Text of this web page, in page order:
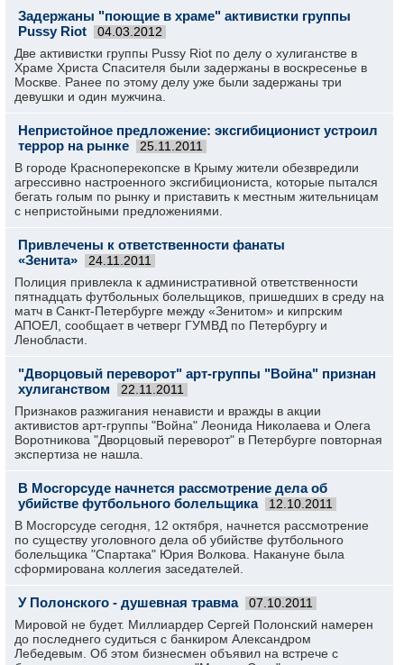
Задержаны "поющие в храме" активистки группы
Pussy Riot
04.03.2012
Две активистки группы Pussy Riot по делу о хулиганстве в
Храме Христа Спасителя были задержаны в воскресенье в
Москве. Ранее по этому делу уже были задержаны три
девушки и один мужчина.
Непристойное предложение: эксгибиционист устроил
террор на рынке
25.11.2011
В городе Красноперекопске в Крыму жители обезвредили
агрессивно настроенного эксгибициониста, которые пытался
бегать голым по рынку и приставить к местным жительницам
с непристойными предложениями.
Привлечены к ответственности фанаты
«Зенита»
24.11.2011
Полиция привлекла к административной ответственности
пятнадцать футбольных болельщиков, пришедших в среду на
матч в Санкт-Петербурге между «Зенитом» и кипрским
АПОЕЛ, сообщает в четверг ГУМВД по Петербургу и
Ленобласти.
"Дворцовый переворот" арт-группы "Война" признан
хулиганством
22.11.2011
Признаков разжигания ненависти и вражды в акции
активистов арт-группы "Война" Леонида Николаева и Олега
Воротникова "Дворцовый переворот" в Петербурге повторная
экспертиза не нашла.
В Мосгорсуде начнется рассмотрение дела об
убийстве футбольного болельщика
12.10.2011
В Мосгорсуде сегодня, 12 октября, начнется рассмотрение
по существу уголовного дела об убийстве футбольного
болельщика "Спартака" Юрия Волкова. Накануне была
сформирована коллегия заседателей.
У Полонского - душевная травма 07.10.2011
Мировой не будет. Миллиардер Сергей Полонский намерен
до последнего судиться с банкиром Александром
Лебедевым. Об этом бизнесмен объявил на встрече с